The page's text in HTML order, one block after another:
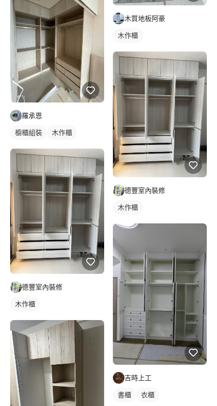
羅承恩
櫥櫃組裝 木作櫃
德豐室內裝修
木作櫃
木質地板阿豪
木作櫃
德豐室內裝修
木作櫃
吉時上工
書櫃 衣櫃